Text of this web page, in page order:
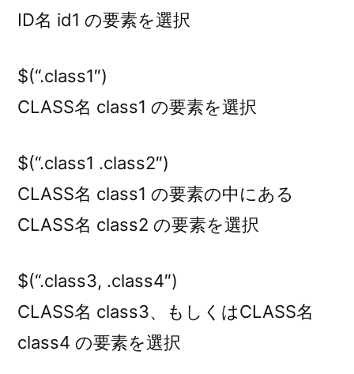
ID名 id1 の要素を選択
$(“.class1″)
CLASS名 class1 の要素を選択
$(“.class1 .class2″)
CLASS名 class1 の要素の中にある
CLASS名 class2 の要素を選択
$(“.class3, .class4″)
CLASS名 class3、もしくはCLASS名
class4 の要素を選択